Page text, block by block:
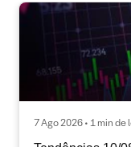
7 Ago 2026 • 1 min de